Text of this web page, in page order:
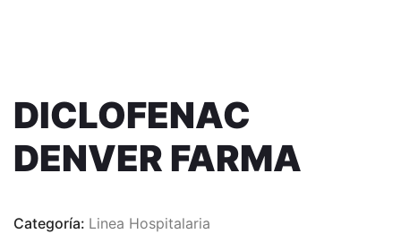
DICLOFENAC
DENVER FARMA
Categoría: Linea Hospitalaria